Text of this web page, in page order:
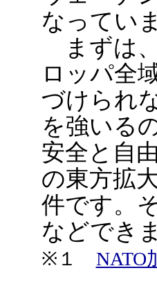
なってい
まずは
ロッパ全
づけられ
を強いる
安全と自
の東方拡
件です。
などでき
※１ NATO